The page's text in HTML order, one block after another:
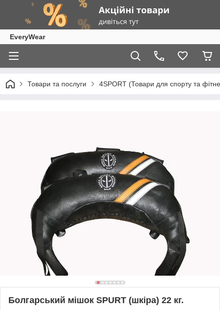
EveryWear
Товари та послуги 4SPORT (Товари для спорту та
Болгарський мішок SPURT (шкіра) 22 кг.